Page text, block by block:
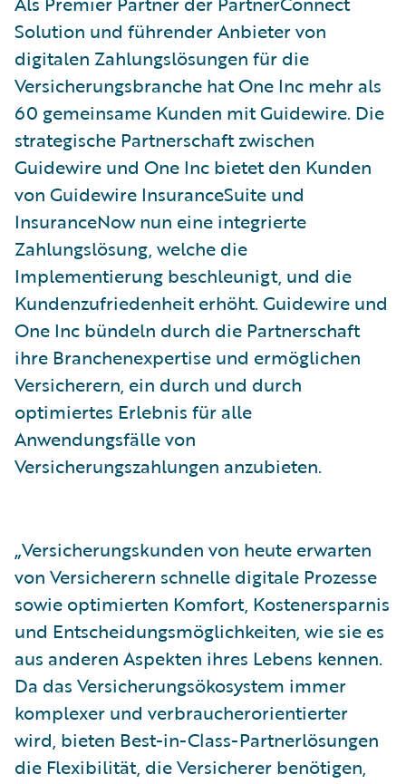
Solution und führender Anbieter von
digitalen Zahlungslösungen für die
Versicherungsbranche hat One Inc mehr als
60 gemeinsame Kunden mit Guidewire. Die
strategische Partnerschaft zwischen
Guidewire und One Inc bietet den Kunden
von Guidewire InsuranceSuite und
InsuranceNow nun eine integrierte
Zahlungslösung, welche die
Implementierung beschleunigt, und die
Kundenzufriedenheit erhöht. Guidewire und
One Inc bündeln durch die Partnerschaft
ihre Branchenexpertise und ermöglichen
Versicherern, ein durch und durch
optimiertes Erlebnis für alle
Anwendungsfälle von
Versicherungszahlungen anzubieten.
„Versicherungskunden von heute erwarten
von Versicherern schnelle digitale Prozesse
sowie optimierten Komfort, Kostenersparnis
und Entscheidungsmöglichkeiten, wie sie es
aus anderen Aspekten ihres Lebens kennen.
Da das Versicherungsökosystem immer
komplexer und verbraucherorientierter
wird, bieten Best-in-Class-Partnerlösungen
die Flexibilität, die Versicherer benötigen,